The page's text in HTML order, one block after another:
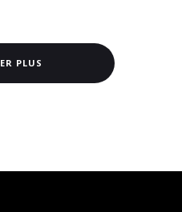
PLUS